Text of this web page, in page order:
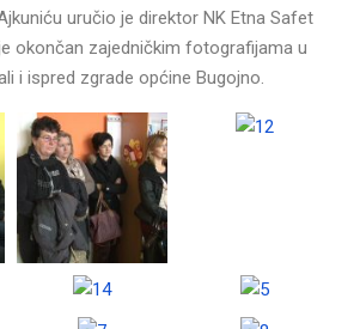
uručio je direktor NK Etna Safet
okončan zajedničkim fotografijama u
i ispred zgrade općine Bugojno.